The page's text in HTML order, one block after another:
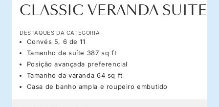
CLASSIC VERANDA SUITE
DESTAQUES DA CATEGORIA
Convés 5, 6 de 11
Tamanho da suíte 387 sq ft
Posição avançada preferencial
Tamanho da varanda 64 sq ft
Casa de banho ampla e roupeiro embutido